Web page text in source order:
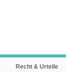
Recht & Urteile